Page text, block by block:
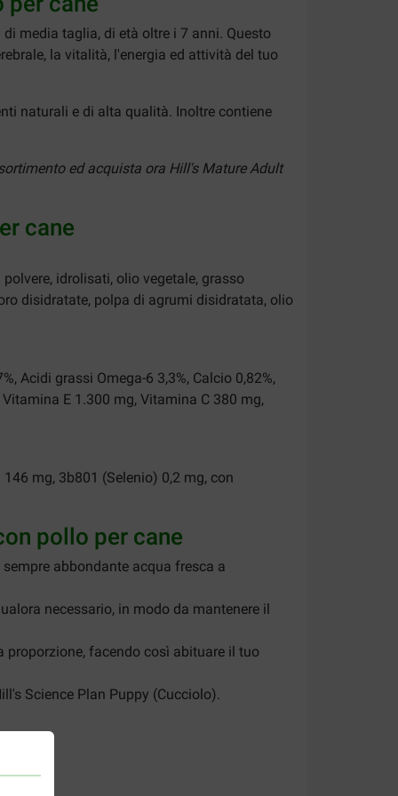
media taglia, di età oltre i 7 anni. Questo
la vitalità, l'energia ed attività del tuo
naturali e di alta qualità. Inoltre contiene
ed acquista ora Hill's Mature Adult
cane
idrolisati, olio vegetale, grasso
disidratate, polpa di agrumi disidratata, olio
Acidi grassi Omega-6 3,3%, Calcio 0,82%,
E 1.300 mg, Vitamina C 380 mg,
mg, 3b801 (Selenio) 0,2 mg, con
pollo per cane
abbondante acqua fresca a
necessario, in modo da mantenere il
facendo così abituare il tuo
Science Plan Puppy (Cucciolo).